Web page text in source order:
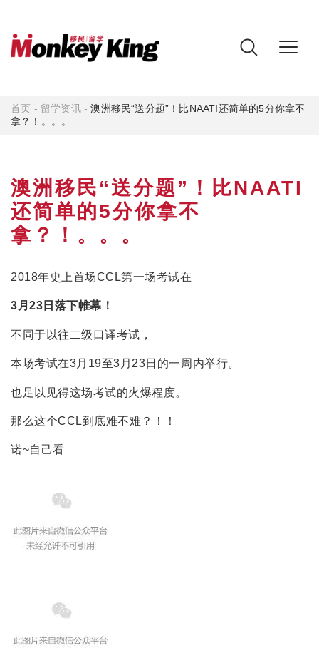
首页 - 留学资讯-澳洲移民“送分题”！比NAATI还简单的5分你拿不
拿？！。。。
澳洲移民“送分题”！比NAATI
还简单的5分你拿不
拿？！。。。
2018年史上首场CCL第一场考试在
3月23日落下帷幕！
不同于以往二级口译考试，
本场考试在3月19至3月23日的一周内举行。
也足以见得这场考试的火爆程度。
那么这个CCL到底难不难？！！
诺~自己看